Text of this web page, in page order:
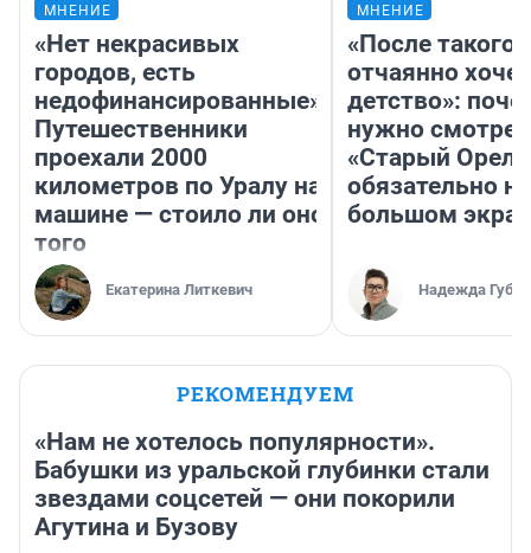
МНЕНИЕ
«Нет некрасивых
городов, есть
недофинансированные».
Путешественники
проехали 2000
километров по Уралу на
машине — стоило ли оно
того
Екатерина Литкевич
МНЕНИЕ
«После такого
отчаянно
детство»:
нужно
«Старый
обязательно на
большом
Надежда
РЕКОМЕНДУЕМ
«Нам не хотелось популярности».
Бабушки из уральской глубинки стали
звездами соцсетей — они покорили
Агутина и Бузову